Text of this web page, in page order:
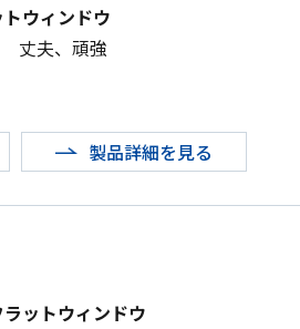
ウィンドウ
丈夫、頑強
製品詳細を見る
ットウィンドウ